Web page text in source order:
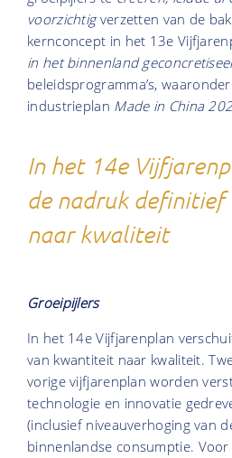
voorzichtigverzetten van de
kernconcept in het 13e
in het binnenland
beleidsprogramma’s,
industrieplan Made in China
In het 14e
de nadruk
naar kwaliteit
Groeipijlers
In het 14e Vijfjarenplan
van kwantiteit naar kwaliteit.
vorige vijfjarenplan worden
technologie en innovatie
(inclusief niveauverhoging van
binnenlandse consumptie.